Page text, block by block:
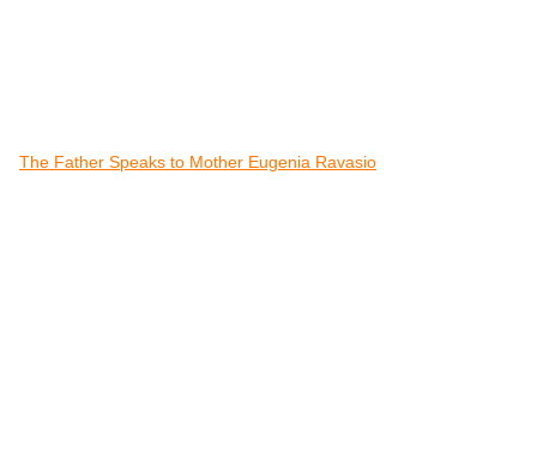
The Father Speaks to Mother Eugenia Ravasio